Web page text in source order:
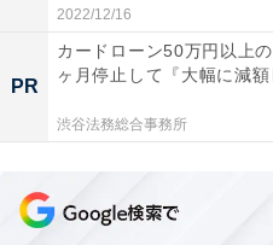
2022/12/16
PR
カードローン50万円以上
ヶ月停止して『大幅に減
渋谷法務総合事務所